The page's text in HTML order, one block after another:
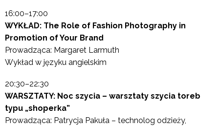
16:00–17:00
WYKŁAD: The Role of Fashion Photography in
Promotion of Your Brand
Prowadząca: Margaret Larmuth
Wykład w języku angielskim
20:30–22:30
WARSZTATY: Noc szycia – warsztaty szycia toreb
typu „shoperka”
Prowadząca: Patrycja Pakuła – technolog odzieży,